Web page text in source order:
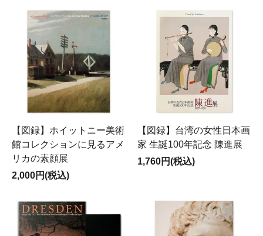
【図録】ホイットニー美術
館コレクションに見るアメ
リカの素顔展
2,000円(税込)
【図録】台湾の女性日本画
家 生誕100年記念 陳進展
1,760円(税込)